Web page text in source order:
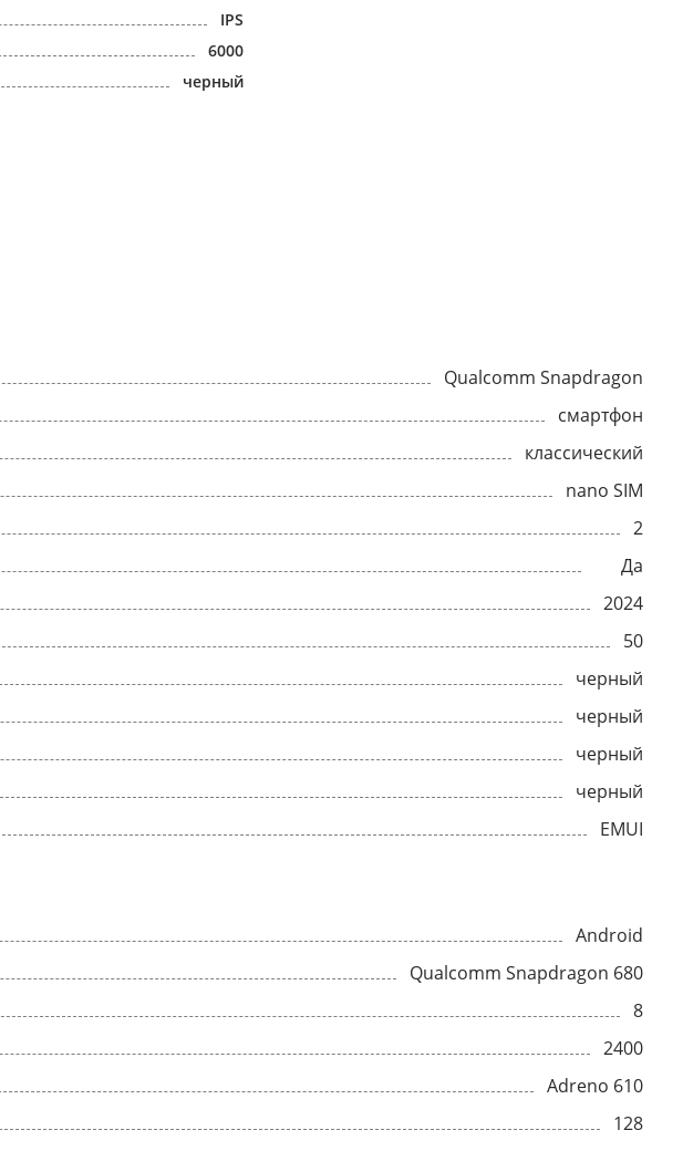
IPS
6000
черный
Qualcomm Snapdragon
смартфон
классический
nano SIM
2
Да
2024
50
черный
черный
черный
черный
EMUI
Android
Qualcomm Snapdragon 680
8
2400
Adreno 610
128